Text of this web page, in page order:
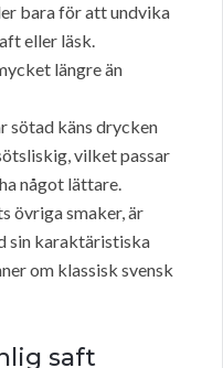
bara för att undvika
eller läsk.
längre än
sötad käns drycken
vilket passar
något lättare.
övriga smaker, är
sin karaktäristiska
om klassisk svensk
saft